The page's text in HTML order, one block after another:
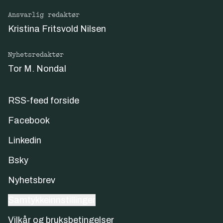
Ansvarlig redaktør
Kristina Fritsvold Nilsen
Nyhetsredaktør
Tor M. Nondal
RSS-feed forside
Facebook
Linkedin
Bsky
Nyhetsbrev
Vilkår og bruksbetingelser